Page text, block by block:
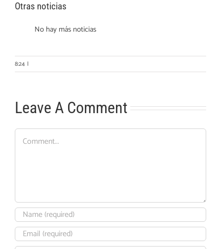
Otras noticias
No hay más noticias
8:24 |
Leave A Comment